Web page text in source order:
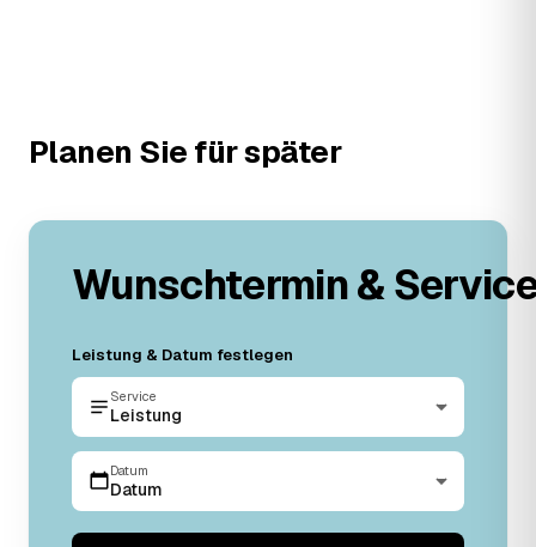
Planen Sie für später
Wunschtermin &
Leistung & Datum festlegen
Service
Leistung
Datum
Datum